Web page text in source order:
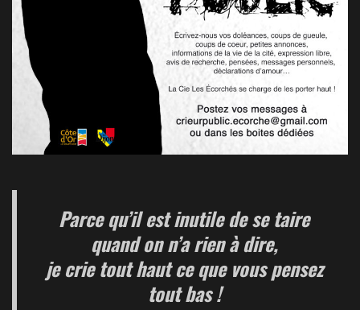
Parce qu’il est inutile de se taire
quand on n’a rien à dire,
je crie tout haut ce que vous pensez
tout bas !